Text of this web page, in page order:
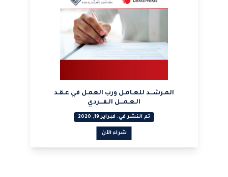
المـرشـــد للعـامـل ورب العمـل في عـقـد
الـعـمـــل الـفـــردي
تم النشر في: فبراير 19, 2020
شراء الآن